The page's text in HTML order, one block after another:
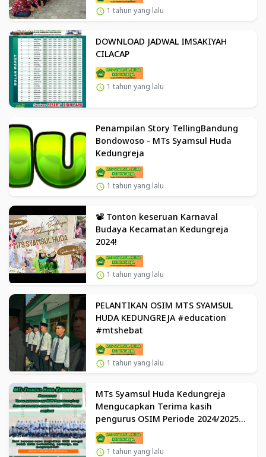
1 tahun yang lalu
DOWNLOAD JADWAL IMSAKIYAH
CILACAP
1 tahun yang lalu
Penampilan Story TellingBandung
Bondowoso - MTs Syamsul Huda
Kedungreja
1 tahun yang lalu
📽️ Tonton keseruan Karnaval
Budaya Kecamatan Kedungreja
2024!
1 tahun yang lalu
PELANTIKAN OSIM MTS SYAMSUL
HUDA KEDUNGREJA #education
#mtshebat
1 tahun yang lalu
MTs Syamsul Huda Kedungreja
Mengucapkan Terima kasih
pengurus OSIM Periode 2024/2025
Selamat dan sukses kepada
pengurus OSIM Periode 2025/2026
1 tahun yang lalu